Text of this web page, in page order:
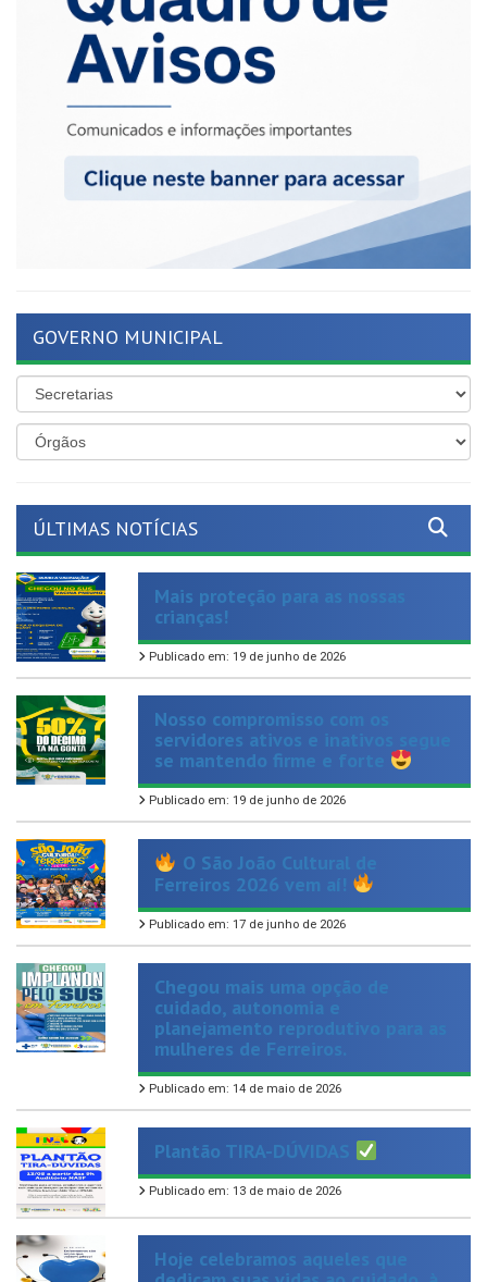
Mais proteção para as nossas
crianças!
Publicado em: 19 de junho de 2026
Nosso compromisso com os
servidores ativos e inativos segue
se mantendo firme e forte
Publicado em: 19 de junho de 2026
O São João Cultural de
Ferreiros 2026 vem aí!
Publicado em: 17 de junho de 2026
Chegou mais uma opção de
cuidado, autonomia e
planejamento reprodutivo para as
mulheres de Ferreiros.
Publicado em: 14 de maio de 2026
Plantão TIRA-DÚVIDAS
Publicado em: 13 de maio de 2026
Hoje celebramos aqueles que
dedicam suas vidas ao cuidado, à
atenção e ao amor ao próximo.